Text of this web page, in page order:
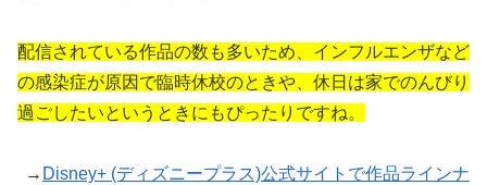
配信されている作品の数も多いため、インフルエンザなど
の感染症が原因で臨時休校のときや、休日は家でのんびり
過ごしたいというときにもぴったりですね。
→ Disney+ (ディズニープラス)公式サイトで作品ラインナ